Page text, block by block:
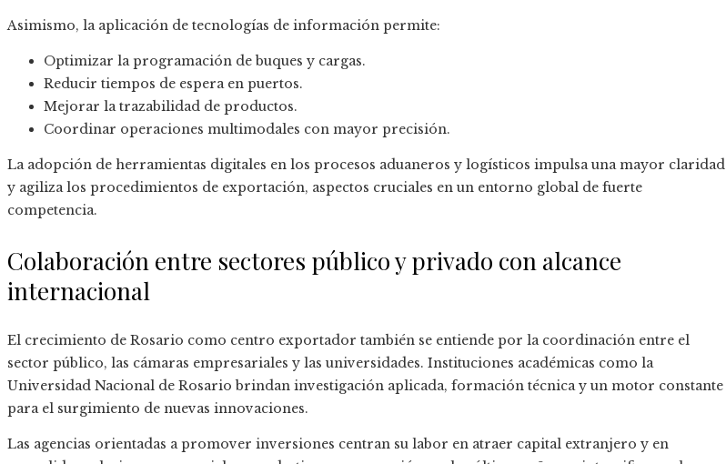
Asimismo, la aplicación de tecnologías de información permite:
Optimizar la programación de buques y cargas.
Reducir tiempos de espera en puertos.
Mejorar la trazabilidad de productos.
Coordinar operaciones multimodales con mayor precisión.
La adopción de herramientas digitales en los procesos aduaneros y logísticos impulsa una mayor claridad
y agiliza los procedimientos de exportación, aspectos cruciales en un entorno global de fuerte
competencia.
Colaboración entre sectores público y privado con alcance
internacional
El crecimiento de Rosario como centro exportador también se entiende por la coordinación entre el
sector público, las cámaras empresariales y las universidades. Instituciones académicas como la
Universidad Nacional de Rosario brindan investigación aplicada, formación técnica y un motor constante
para el surgimiento de nuevas innovaciones.
Las agencias orientadas a promover inversiones centran su labor en atraer capital extranjero y en